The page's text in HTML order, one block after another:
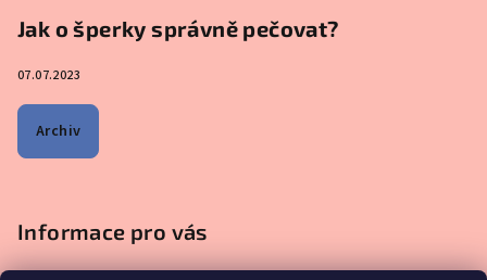
Jak o šperky správně pečovat?
07.07.2023
Archiv
Informace pro vás